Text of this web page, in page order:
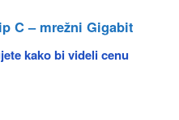
C – mrežni Gigabit
kako bi videli cenu